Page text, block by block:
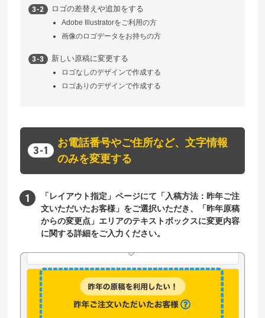
ロゴの差替えや追加をする
Adobe Illustratorをご利用の方
画像のロゴデータをお持ちの方
新しい原稿に変更する
ロゴなしのデザインで作成する
ロゴありのデザインで作成する
お電話番号やご住所など、文字情報
のみを変更する
「レイアウト指定」ページにて「入稿方法：昨年ご注
文いただいたお客様」をご選択いただき、「昨年原稿
からの変更点」エリアのテキストボックスに変更内容
に関する詳細をご入力ください。